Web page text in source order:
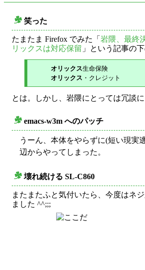
笑った
たまたま Firefox でみた「 岩隈、最終
リックスは対応保留 」という記事の
オリックス生命保険
オリックス
とは。しかし、岩隈にとっては冗談
emacs-w3m へのパッチ
うーん、本体をやらずに(短い現実
辺からやってしまった。
壊れ続ける SL-C860
またまたふと気付いたら、今度はネ
ました ^^;;;